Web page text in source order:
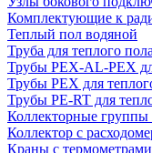
Комплектующие к
Теплый пол водяной
Труба для теплого пола
Трубы PEX-AL-PEX
Трубы PEX для
Трубы PE-RT для
Коллекторные группы
Коллектор с
Краны с